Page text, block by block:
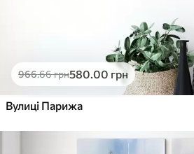
966.66грн580.00 грн
Вулиці Парижа